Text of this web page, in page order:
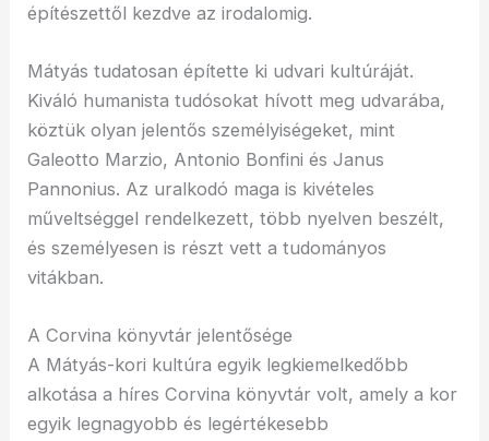
építészettől kezdve az irodalomig.
Mátyás tudatosan építette ki udvari kultúráját.
Kiváló humanista tudósokat hívott meg udvarába,
köztük olyan jelentős személyiségeket, mint
Galeotto Marzio, Antonio Bonfini és Janus
Pannonius. Az uralkodó maga is kivételes
műveltséggel rendelkezett, több nyelven beszélt,
és személyesen is részt vett a tudományos
vitákban.
A Corvina könyvtár jelentősége
A Mátyás-kori kultúra egyik legkiemelkedőbb
alkotása a híres Corvina könyvtár volt, amely a kor
egyik legnagyobb és legértékesebb